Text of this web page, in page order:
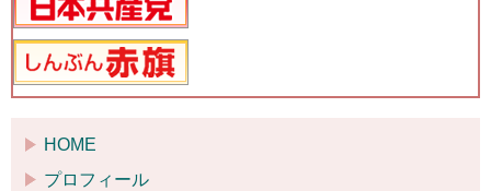
HOME
プロフィール